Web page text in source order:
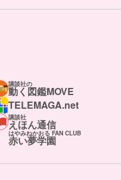
講談社の
動く図鑑MOVE
TELEMAGA.net
講談社
えほん通信
はやみねかおる FAN CLUB
赤い夢学園